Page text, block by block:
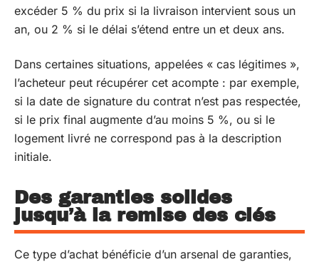
excéder 5 % du prix si la livraison intervient sous un
an, ou 2 % si le délai s’étend entre un et deux ans.
Dans certaines situations, appelées « cas légitimes »,
l’acheteur peut récupérer cet acompte : par exemple,
si la date de signature du contrat n’est pas respectée,
si le prix final augmente d’au moins 5 %, ou si le
logement livré ne correspond pas à la description
initiale.
Des garanties solides
jusqu’à la remise des clés
Ce type d’achat bénéficie d’un arsenal de garanties,